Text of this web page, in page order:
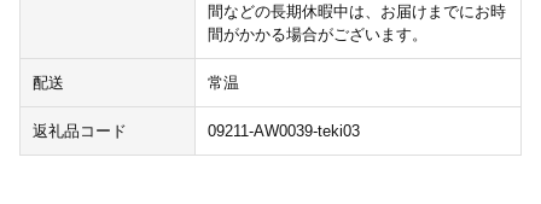
間などの長期休暇中は、お届けまでにお時
間がかかる場合がございます。
配送 常温
返礼品コード 09211-AW0039-teki03